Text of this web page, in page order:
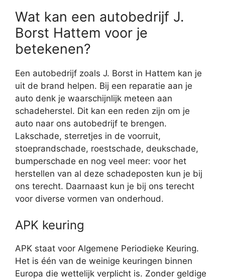
Wat kan een autobedrijf J.
Borst Hattem voor je
betekenen?
Een autobedrijf zoals J. Borst in Hattem kan je
uit de brand helpen. Bij een reparatie aan je
auto denk je waarschijnlijk meteen aan
schadeherstel. Dit kan een reden zijn om je
auto naar ons autobedrijf te brengen.
Lakschade, sterretjes in de voorruit,
stoeprandschade, roestschade, deukschade,
bumperschade en nog veel meer: voor het
herstellen van al deze schadeposten kun je bij
ons terecht. Daarnaast kun je bij ons terecht
voor diverse vormen van onderhoud.
APK keuring
APK staat voor Algemene Periodieke Keuring.
Het is één van de weinige keuringen binnen
Europa die wettelijk verplicht is. Zonder geldige